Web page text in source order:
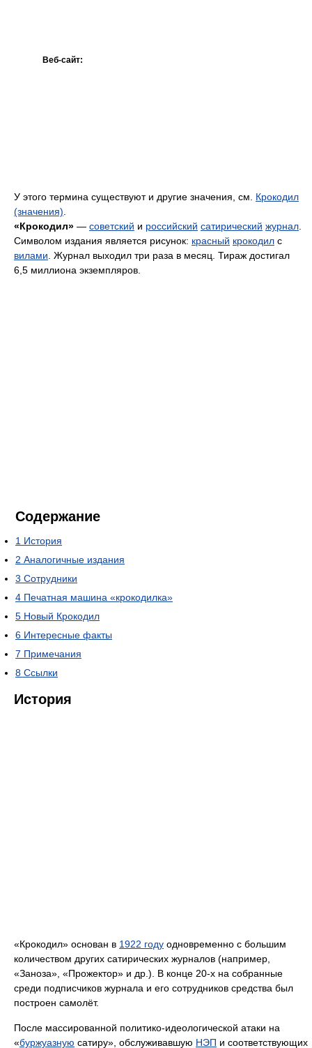
Веб-сайт:
У этого термина существуют и другие значения, см. Крокодил
(значения)
«Крокодил» — советский и российский сатирический журнал
Символом издания является рисунок: красный крокодил с
вилами . Журнал выходил три раза в месяц. Тираж достигал
6,5 миллиона экземпляров.
Содержание
1 История
2 Аналогичные издания
3 Сотрудники
4 Печатная машина «крокодилка»
5 Новый Крокодил
6 Интересные факты
7 Примечания
8 Ссылки
История
«Крокодил» основан в 1922 году одновременно с большим
количеством других сатирических журналов (например,
«Заноза», «Прожектор» и др.). В конце 20-х на собранные
среди подписчиков журнала и его сотрудников средства был
построен самолёт.
После массированной политико-идеологической атаки на
«буржуазную сатиру», обслуживавшую НЭП и соответствующих